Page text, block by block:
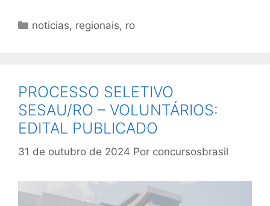
Categorias
noticias, regionais, ro
PROCESSO SELETIVO
SESAU/RO – VOLUNTÁRIOS:
EDITAL PUBLICADO
31 de outubro de 2024 Por concursosbrasil